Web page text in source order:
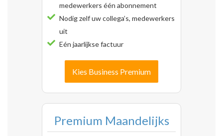
medewerkers één abonnement
Nodig zelf uw collega’s, medewerkers
uit
Eén jaarlijkse factuur
Kies Business Premium
Premium Maandelijks